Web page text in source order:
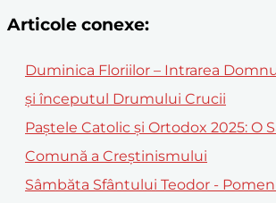
Articole conexe:
Duminica Floriilor – Intrarea
și începutul Drumului Crucii
Paștele Catolic și Ortodox 2025: O
Comună a Creștinismului
Sâmbăta Sfântului Teodor -